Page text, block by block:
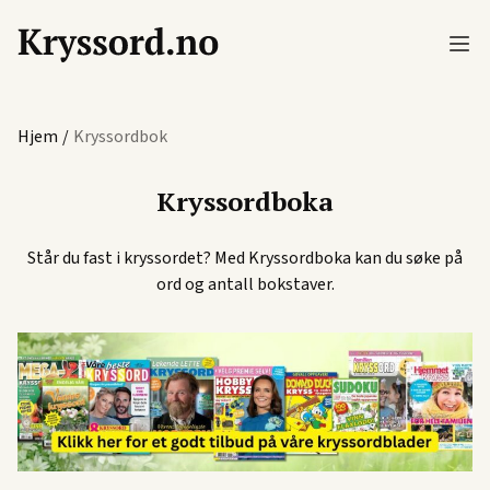
Hjem / Kryssordbok
Kryssordboka
Står du fast i kryssordet? Med Kryssordboka kan du søke på
ord og antall bokstaver.